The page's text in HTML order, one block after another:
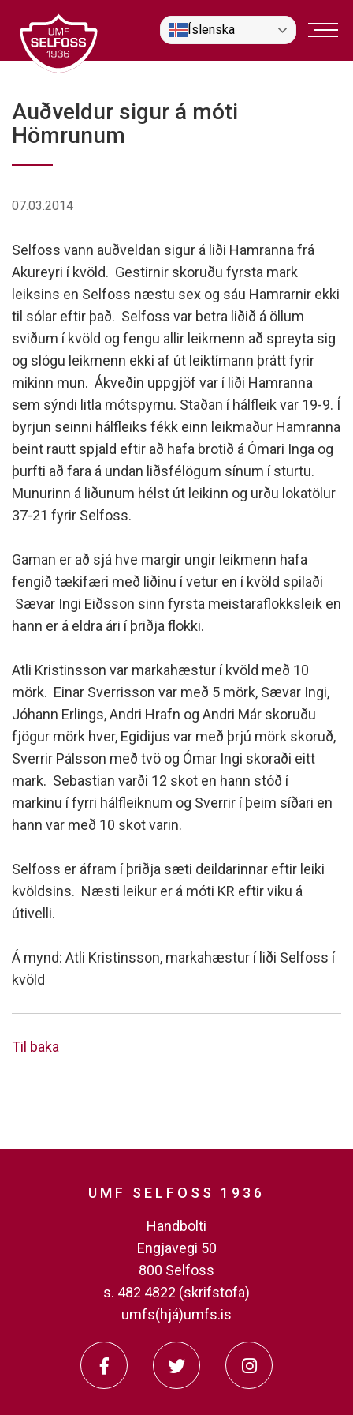
efni
Íslenska
Auðveldur sigur á móti
Hömrunum
07.03.2014
Selfoss vann auðveldan sigur á liði Hamranna frá
Akureyri í kvöld. Gestirnir skoruðu fyrsta mark
leiksins en Selfoss næstu sex og sáu Hamrarnir ekki
til sólar eftir það. Selfoss var betra liðið á öllum
sviðum í kvöld og fengu allir leikmenn að spreyta sig
og slógu leikmenn ekki af út leiktímann þrátt fyrir
mikinn mun. Ákveðin uppgjöf var í liði Hamranna
sem sýndi litla mótspyrnu. Staðan í hálfleik var 19-9. Í
byrjun seinni hálfleiks fékk einn leikmaður Hamranna
beint rautt spjald eftir að hafa brotið á Ómari Inga og
þurfti að fara á undan liðsfélögum sínum í sturtu.
Munurinn á liðunum hélst út leikinn og urðu lokatölur
37-21 fyrir Selfoss.
Gaman er að sjá hve margir ungir leikmenn hafa
fengið tækifæri með liðinu í vetur en í kvöld spilaði
Sævar Ingi Eiðsson sinn fyrsta meistaraflokksleik en
hann er á eldra ári í þriðja flokki.
Atli Kristinsson var markahæstur í kvöld með 10
mörk. Einar Sverrisson var með 5 mörk, Sævar Ingi,
Jóhann Erlings, Andri Hrafn og Andri Már skoruðu
fjögur mörk hver, Egidijus var með þrjú mörk skoruð,
Sverrir Pálsson með tvö og Ómar Ingi skoraði eitt
mark. Sebastian varði 12 skot en hann stóð í
markinu í fyrri hálfleiknum og Sverrir í þeim síðari en
hann var með 10 skot varin.
Selfoss er áfram í þriðja sæti deildarinnar eftir leiki
kvöldsins. Næsti leikur er á móti KR eftir viku á
útivelli.
Á mynd: Atli Kristinsson, markahæstur í liði Selfoss í
kvöld
Til baka
UMF SELFOSS 1936
Handbolti
Engjavegi 50
800 Selfoss
s. 482 4822 (skrifstofa)
umfs(hjá)umfs.is